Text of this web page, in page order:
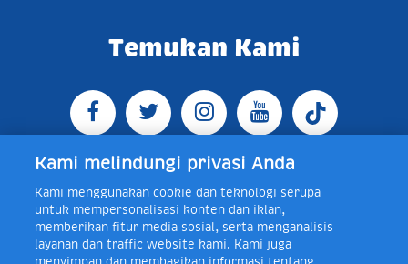
Temukan Kami
Jl. Raya Bogor KM 5, Pasar Rebo, Jakarta Timur,
Indonesia 13760
Telp +62 21 8410945 | PO BOX
4074 Jakarta 13760 Indonesia
Toll Free Layanan Peduli Frisian Flag 0-80018-21-406;
Kami melindungi privasi Anda
Kami menggunakan cookie dan teknologi serupa
untuk mempersonalisasi konten dan iklan,
memberikan fitur media sosial, serta menganalisis
layanan dan traffic website kami. Kami juga